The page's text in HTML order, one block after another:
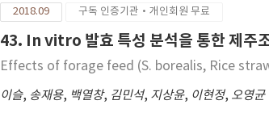
2018.09 구독 인증기관·개인회원 무료
43. In vitro 발효 특성 분석을 통한 제주
Effects of forage feed (S. borealis, Rice
이슬, 송재용, 백열창, 김민석, 지상윤, 이현정, 오영균